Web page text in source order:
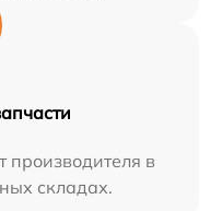
производителя в
складах.